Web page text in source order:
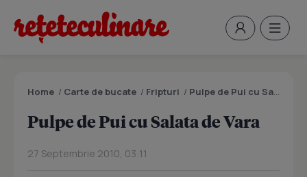
Home / Carte de bucate / Fripturi / Pulpe de Pui cu Salata de Vara
Pulpe de Pui cu Salata de Vara
27 Septembrie 2010, 03:11